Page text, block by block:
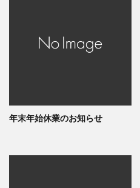
年末年始休業のお知らせ